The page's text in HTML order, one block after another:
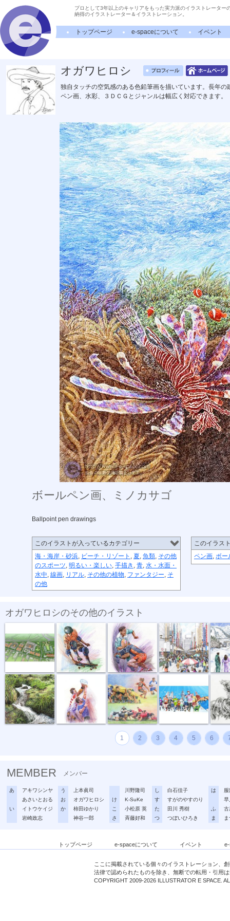
プロとして3年以上のキャリアをもった実力派のイラストレーター
納得のイラストレーター＆イラストレーション。
トップページ e-spaceについて イベント
オガワヒロシ
独自タッチの空気感のある色鉛筆画を描いています。長年
ペン画、水彩、３ＤＣＧとジャンルは幅広く対応できます。
ボールペン画、ミノカサゴ
Ballpoint pen drawings
このイラストが入っているカテゴリー
海・海岸・砂浜, ビーチ・リゾート , 夏, 魚類, その他
のスポーツ, 明るい・楽しい, 手描き , 青, 水・水面・
水中, 線画, リアル, その他の植物, ファンタジー, そ
の他
このイラス
ペン画, ボー
オガワヒロシのその他のイラスト
全仏オープン... ボールペン画... ボールペン画...
ラインアウト... ラグビーイラ... 東京マラソン... ボー
1 2 3 4 5 6
MEMBER メンバー
あ
アキワシンヤ
あさいとおる
い
イトウケイジ
岩崎政志
う
上本眞司
お
オガワヒロシ
か
柿田ゆかり
神谷一郎
川野隆司
け
K-SuKe
こ
小松原 英
さ
斉藤好和
し
白石佳子
す
すがのやすのり
た
田川 秀樹
つ
つぼいひろき
は
早
ふ
古
ま
トップページ e-spaceについて イベント
ここに掲載されている個々のイラストレーション、
法律で認められたものを除き、無断での転用・引用
COPYRIGHT 2009-2026 ILLUSTRATOR E SPACE.